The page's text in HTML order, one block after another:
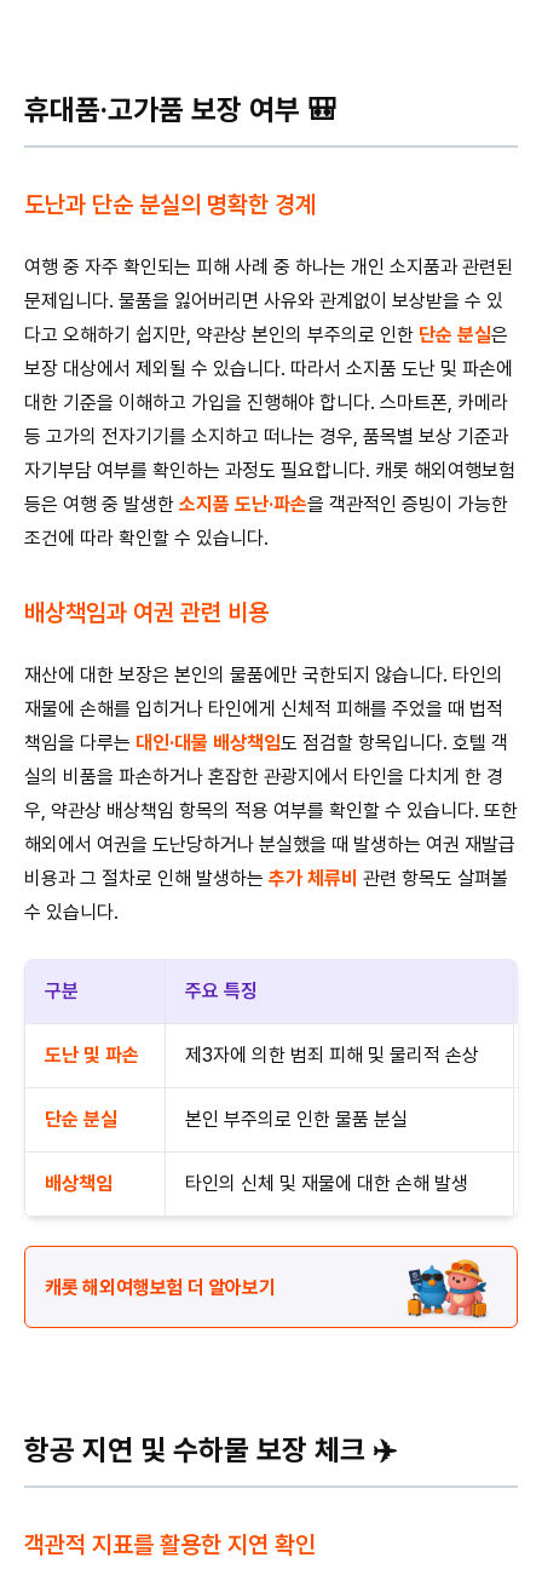
휴대품·고가품 보장 여부 🎒
도난과 단순 분실의 명확한 경계
여행 중 자주 확인되는 피해 사례 중 하나는 개인 소지품과 관련된
문제입니다. 물품을 잃어버리면 사유와 관계없이 보상받을 수 있
다고 오해하기 쉽지만, 약관상 본인의 부주의로 인한 단순 분실은
보장 대상에서 제외될 수 있습니다. 따라서 소지품 도난 및 파손에
대한 기준을 이해하고 가입을 진행해야 합니다. 스마트폰, 카메라
등 고가의 전자기기를 소지하고 떠나는 경우, 품목별 보상 기준과
자기부담 여부를 확인하는 과정도 필요합니다. 캐롯 해외여행보험
등은 여행 중 발생한 소지품 도난·파손을 객관적인 증빙이 가능한
조건에 따라 확인할 수 있습니다.
배상책임과 여권 관련 비용
재산에 대한 보장은 본인의 물품에만 국한되지 않습니다. 타인의
재물에 손해를 입히거나 타인에게 신체적 피해를 주었을 때 법적
책임을 다루는 대인·대물 배상책임도 점검할 항목입니다. 호텔 객
실의 비품을 파손하거나 혼잡한 관광지에서 타인을 다치게 한 경
우, 약관상 배상책임 항목의 적용 여부를 확인할 수 있습니다. 또한
해외에서 여권을 도난당하거나 분실했을 때 발생하는 여권 재발급
비용과 그 절차로 인해 발생하는 추가 체류비 관련 항목도 살펴볼
수 있습니다.
구분 주요 특징
도난 및 파손 제3자에 의한 범죄 피해 및 물리적 손상
단순 분실 본인 부주의로 인한 물품 분실
배상책임 타인의 신체 및 재물에 대한 손해 발생
캐롯 해외여행보험 더 알아보기
항공 지연 및 수하물 보장 체크 ✈️
객관적 지표를 활용한 지연 확인